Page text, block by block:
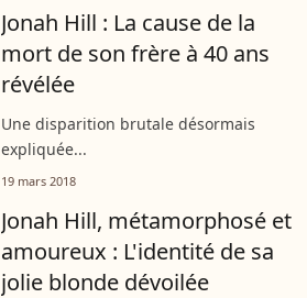
prévoyante, la star de 21 Jump Street...
Jonah Hill : La cause de la
mort de son frère à 40 ans
révélée
Une disparition brutale désormais
expliquée...
19 mars 2018
Jonah Hill, métamorphosé et
amoureux : L'identité de sa
jolie blonde dévoilée